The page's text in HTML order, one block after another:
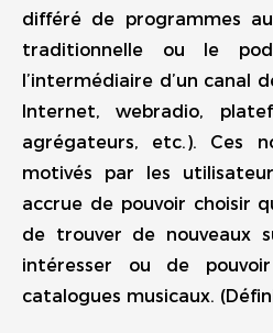
différé de programmes
traditionnelle ou le
l’intermédiaire d’un canal
Internet, webradio,
agrégateurs, etc.). Ces
motivés par les
accrue de pouvoir choisir
de trouver de nouveaux
intéresser ou de
catalogues musicaux.